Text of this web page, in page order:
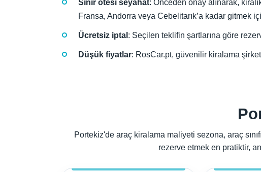
Sınır ötesi seyahat: Önceden onay alınarak,
Fransa, Andorra veya Cebelitarık’a kadar gitmek
Ücretsiz iptal : Seçilen teklifin şartlarına göre
Düşük fiyatlar: RosCar.pt, güvenilir kiralama
Portekiz'de araç kiralama maliyeti sezona, araç
rezerve etmek en pratiktir,